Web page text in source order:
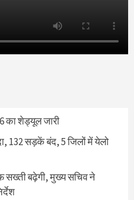
का शेड्यूल जारी
132 सड़कें बंद, 5 जिलों में येलो
सख्ती बढ़ेगी, मुख्य सचिव ने